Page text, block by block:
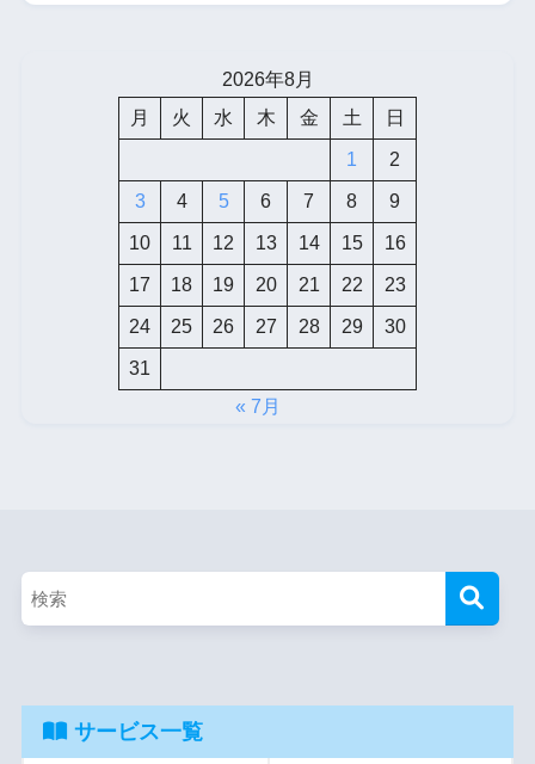
2026年8月
月
火 水 木 金 土 日
1 2
3 4 5 6 7 8 9
10 11 12 13 14 15 16
17 18 19 20 21 22 23
24 25 26 27 28 29 30
31
« 7月
サービス一覧